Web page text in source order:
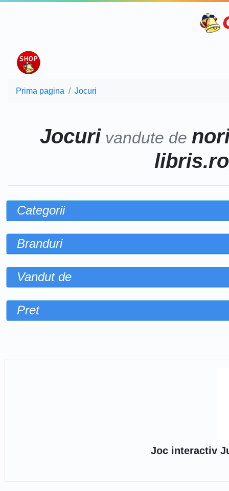
Prima pagina Jocuri
Jocuri vandute de
Categorii
Branduri
Vandut de
Pret
Joc interactiv